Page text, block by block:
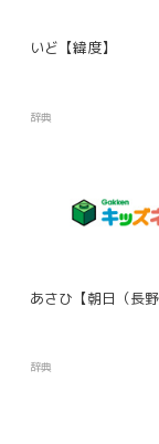
いど【緯度】
辞典
あさひ【朝日（長野
辞典